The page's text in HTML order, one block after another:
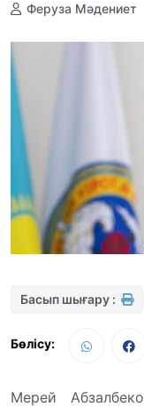
Феруза Мәдениет
Басып шығару :
Бөлісу:
Мерей